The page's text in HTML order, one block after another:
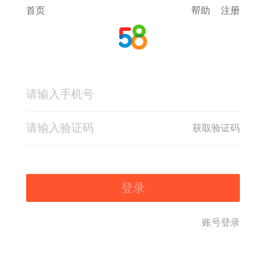
首页 帮助 注册
获取验证码
登录
账号登录